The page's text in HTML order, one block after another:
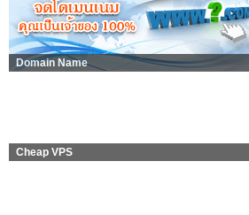
Domain Name
Cheap VPS